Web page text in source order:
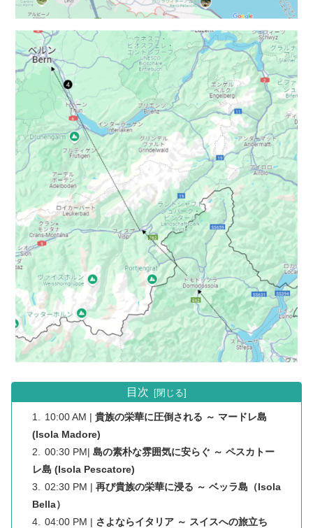
目次
10:00 AM | 貴族の栄華に圧倒される ～ マードレ島
(Isola Madore)
00:30 PM| 島の素朴な雰囲気に安らぐ ～ ペスカトー
レ島 (Isola Pescatore)
02:30 PM | 再び貴族の栄華に浸る ～ ベッラ島（Isola
Bella）
04:00 PM | さよならイタリア ～ スイスへの旅立ち